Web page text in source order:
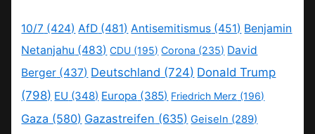
10/7 (424) AfD (481) Antisemitismus (451) Benjamin
Netanjahu (483) CDU (195) Corona (235) David
Berger (437) Deutschland (724) Donald Trump
(798) EU (348) Europa (385) Friedrich Merz (196)
Gaza (580) Gazastreifen (635) Geiseln (289)